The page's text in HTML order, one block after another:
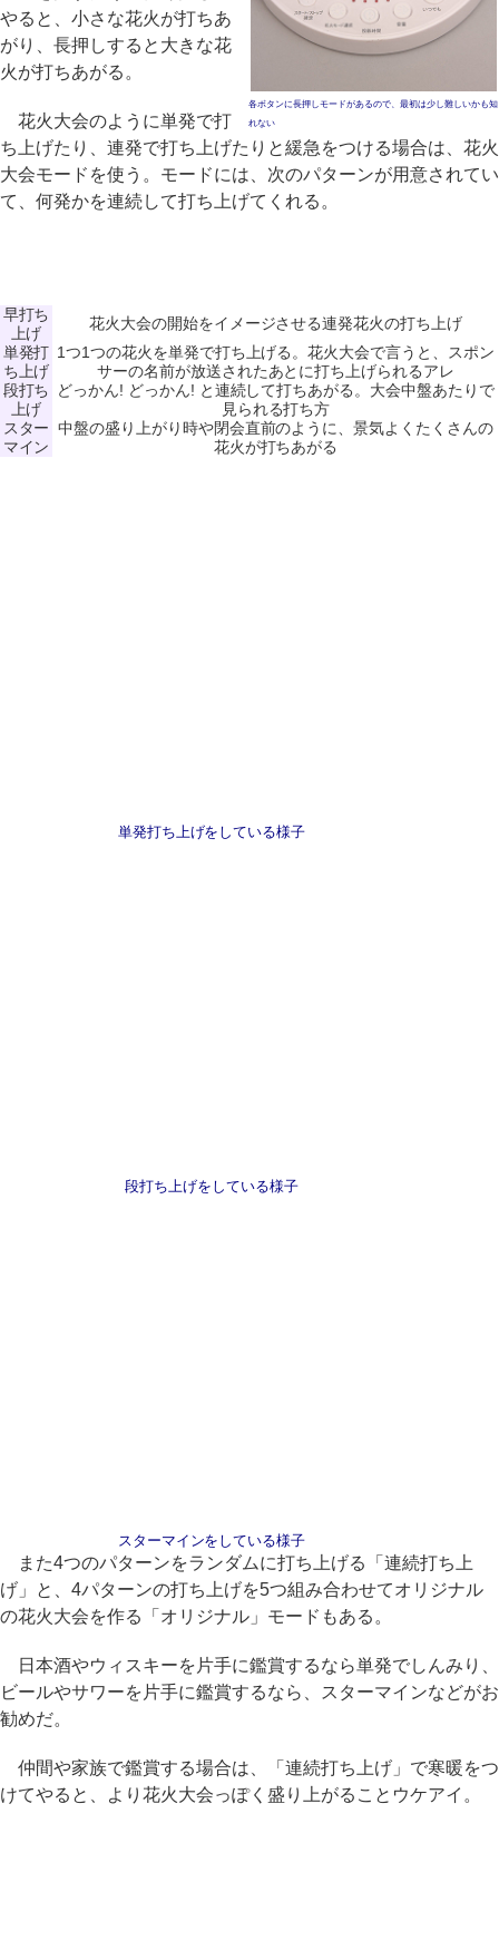
各ボタンに長押しモードがあるので、最初は少し難しいかも知
れない
やると、小さな花火が打ちあ
がり、長押しすると大きな花
火が打ちあがる。
花火大会のように単発で打
ち上げたり、連発で打ち上げたりと緩急をつける場合は、花火
大会モードを使う。モードには、次のパターンが用意されてい
て、何発かを連続して打ち上げてくれる。
早打ち
上げ
花火大会の開始をイメージさせる連発花火の打ち上げ
単発打
ち上げ
1つ1つの花火を単発で打ち上げる。花火大会で言うと、スポン
サーの名前が放送されたあとに打ち上げられるアレ
段打ち
上げ
どっかん! どっかん! と連続して打ちあがる。大会中盤あたりで
見られる打ち方
スター
マイン
中盤の盛り上がり時や閉会直前のように、景気よくたくさんの
花火が打ちあがる
単発打ち上げをしている様子
段打ち上げをしている様子
スターマインをしている様子
また4つのパターンをランダムに打ち上げる「連続打ち上
げ」と、4パターンの打ち上げを5つ組み合わせてオリジナル
の花火大会を作る「オリジナル」モードもある。
日本酒やウィスキーを片手に鑑賞するなら単発でしんみり、
ビールやサワーを片手に鑑賞するなら、スターマインなどがお
勧めだ。
仲間や家族で鑑賞する場合は、「連続打ち上げ」で寒暖をつ
けてやると、より花火大会っぽく盛り上がることウケアイ。